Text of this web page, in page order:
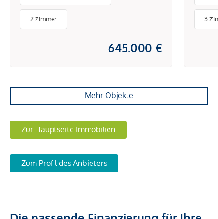
2 Zimmer
645.000 €
3
Mehr Objekte
Zur Hauptseite Immobilien
Zum Profil des Anbieters